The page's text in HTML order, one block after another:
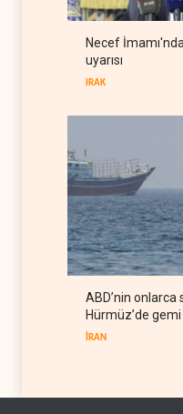
Necef
uyarısı
IRAK
ABD’nin onlarca
Hürmüz’de
İRAN